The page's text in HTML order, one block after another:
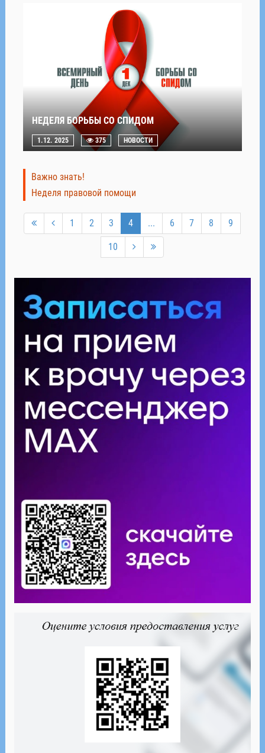
НЕДЕЛЯ БОРЬБЫ СО СПИДОМ
1.12. 2025 375 НОВОСТИ
Важно знать!
Неделя правовой помощи
1 2 3 4 ... 6 7 8 9
10